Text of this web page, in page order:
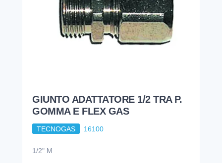
GIUNTO ADATTATORE 1/2 TRA P.
GOMMA E FLEX GAS
TECNOGAS 16100
1/2" M